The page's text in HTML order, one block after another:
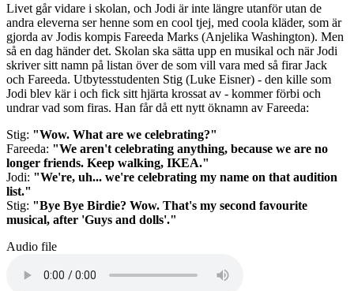
Livet går vidare i skolan, och Jodi är inte längre utanför utan de
andra eleverna ser henne som en cool tjej, med coola kläder, som är
gjorda av Jodis kompis Fareeda Marks (Anjelika Washington). Men
så en dag händer det. Skolan ska sätta upp en musikal och när Jodi
skriver sitt namn på listan över de som vill vara med så firar Jack
och Fareeda. Utbytesstudenten Stig (Luke Eisner) - den kille som
Jodi blev kär i och fick sitt hjärta krossat av - kommer förbi och
undrar vad som firas. Han får då ett nytt öknamn av Fareeda:
Stig: "Wow. What are we celebrating?"
Fareeda: "We aren't celebrating anything, because we are no
longer friends. Keep walking, IKEA."
Jodi: "We're, uh... we're celebrating my name on that audition
list."
Stig: "Bye Bye Birdie? Wow. That's my second favourite
musical, after 'Guys and dolls'."
Audio file